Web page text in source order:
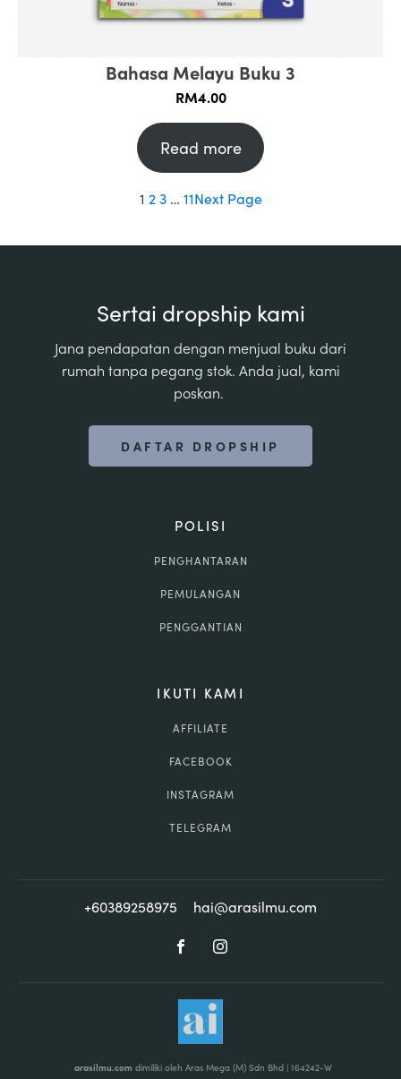
Bahasa Melayu Buku 3
RM4.00
Read more
1 2 3 … 11Next Page
Sertai dropship kami
Jana pendapatan dengan menjual buku dari
rumah tanpa pegang stok. Anda jual, kami
poskan.
DAFTAR DROPSHIP
POLISI
PENGHANTARAN
PEMULANGAN
PENGGANTIAN
IKUTI KAMI
AFFILIATE
FACEBOOK
INSTAGRAM
TELEGRAM
+60389258975 hai@arasilmu.com
arasilmu.com dimiliki oleh Aras Mega (M) Sdn Bhd | 164242-W